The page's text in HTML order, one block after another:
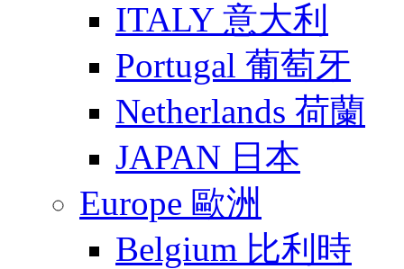
ITALY 意大利
Portugal 葡萄牙
Netherlands 荷蘭
JAPAN 日本
Europe 歐洲
Belgium 比利時